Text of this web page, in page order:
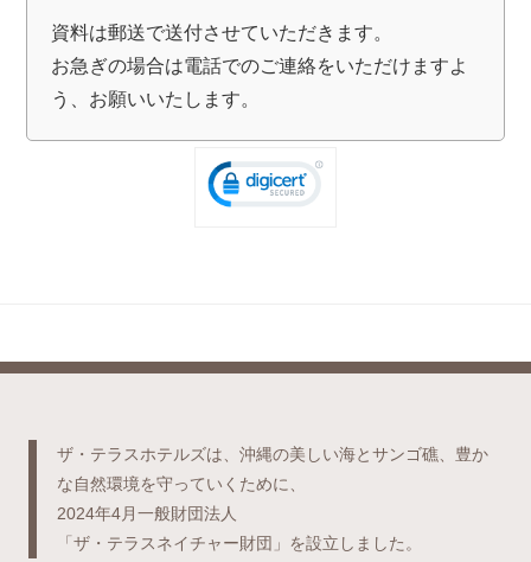
資料は郵送で送付させていただきます。
お急ぎの場合は電話でのご連絡をいただけますよ
う、お願いいたします。
ザ・テラスホテルズは、沖縄の美しい海とサンゴ礁、豊か
な自然環境を守っていくために、
2024年4月一般財団法人
「ザ・テラスネイチャー財団」を設立しました。